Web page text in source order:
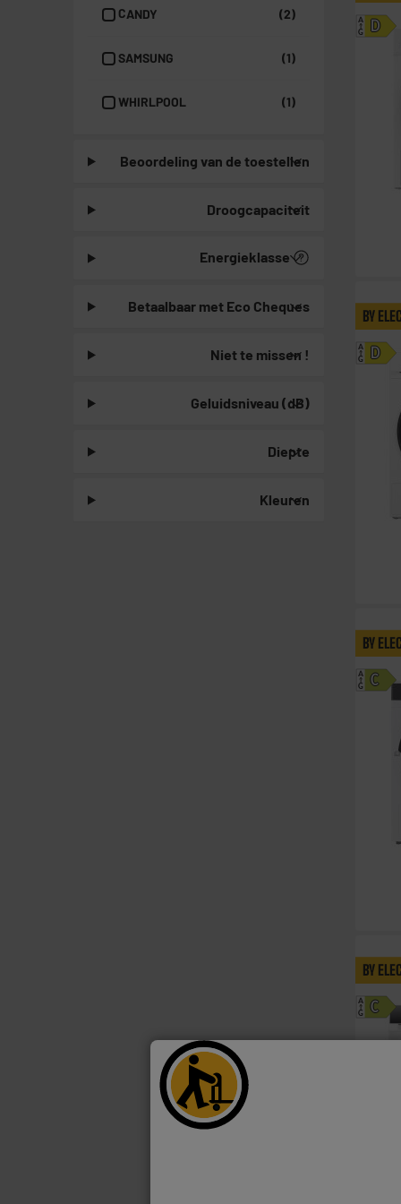
CANDY (2)
SAMSUNG (1)
WHIRLPOOL (1)
Beoordeling van de toestellen
Droogcapaciteit
Energieklasse
Betaalbaar met Eco Cheques
Niet te missen !
Geluidsniveau (dB)
Diepte
Kleuren
D
A
G
BY
D
A
G
BY
C
A
G
BY
C
A
G